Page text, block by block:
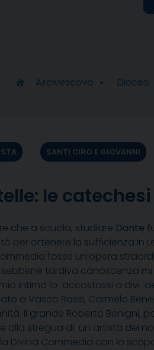
Arcivescovo Diocesi
SANTI CIRO E GIOVANNI
le
che a scuola, studiare Dante
per ottenere la sufficienza in
fosse un’opera
sebbene tardiva conoscenza
intimo lo accostassi a divi
a Vasco Rossi, Carmelo
Il grande Roberto Benigni,
alla stregua di un artista dei
Divina Commedia con lo